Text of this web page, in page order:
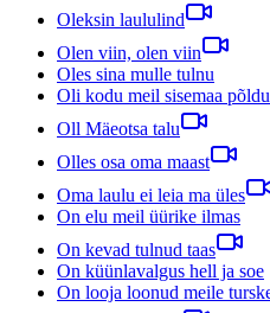
Oleksin laululind
Olen viin, olen viin
Oles sina mulle tulnu
Oli kodu meil sisemaa
Oll Mäeotsa talu
Olles osa oma maast
Oma laulu ei leia ma üles
On elu meil üürike ilmas
On kevad tulnud taas
On küünlavalgus hell ja soe
On looja loonud meile